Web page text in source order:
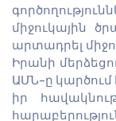
միջուկային
արտադրել
Իրանի
ԱՄՆ-ը կարծում
իր